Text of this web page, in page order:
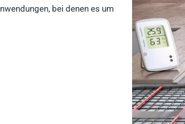
bei denen es um